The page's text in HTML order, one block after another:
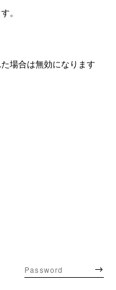
。
場合は無効になります